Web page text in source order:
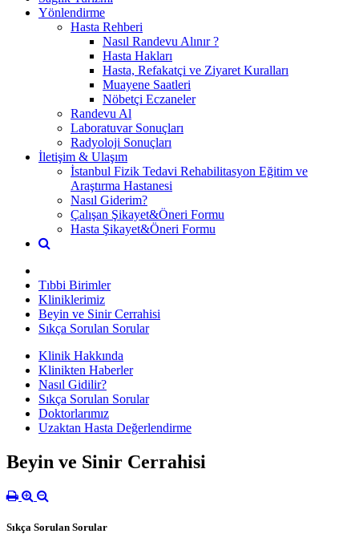
Yönlendirme
Hasta Rehberi
Nasıl Randevu Alınır ?
Hasta Hakları
Hasta, Refakatçi ve Ziyaret Kuralları
Muayene Saatleri
Nöbetçi Eczaneler
Randevu Al
Laboratuvar Sonuçları
Radyoloji Sonuçları
İletişim & Ulaşım
İstanbul Fizik Tedavi Rehabilitasyon Eğitim ve
Araştırma Hastanesi
Nasıl Giderim?
Çalışan Şikayet&Öneri Formu
Hasta Şikayet&Öneri Formu
Tıbbi Birimler
Kliniklerimiz
Beyin ve Sinir Cerrahisi
Sıkça Sorulan Sorular
Klinik Hakkında
Klinikten Haberler
Nasıl Gidilir?
Sıkça Sorulan Sorular
Doktorlarımız
Uzaktan Hasta Değerlendirme
Beyin ve Sinir Cerrahisi
Sıkça Sorulan Sorular